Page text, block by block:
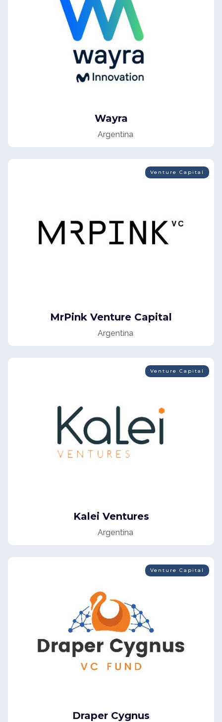
Wayra
Argentina
Venture Capital
MrPink Venture Capital
Argentina
Venture Capital
Kalei Ventures
Argentina
Venture Capital
Draper Cygnus